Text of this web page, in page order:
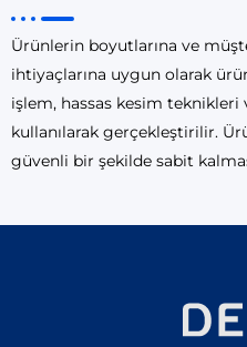
Ürünlerin boyutlarına ve
ihtiyaçlarına uygun olarak
işlem, hassas kesim
kullanılarak gerçekleştirilir.
güvenli bir şekilde sabit